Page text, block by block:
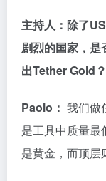
主持人：除了
剧烈的国家，是
出Tether Gold？
Paolo： 我们做
是工具中质量最
是黄金，而顶层